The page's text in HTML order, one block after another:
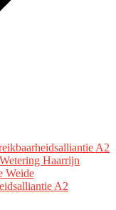
A2
Haarrijn
Weide
A2